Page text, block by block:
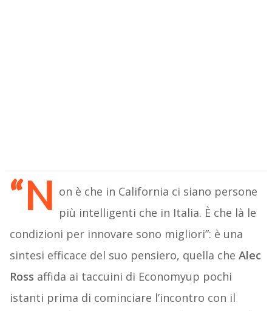
“N on è che in California ci siano persone
più intelligenti che in Italia. È che là le
condizioni per innovare sono migliori”: è una
sintesi efficace del suo pensiero, quella che Alec
Ross affida ai taccuini di Economyup pochi
istanti prima di cominciare l’incontro con il